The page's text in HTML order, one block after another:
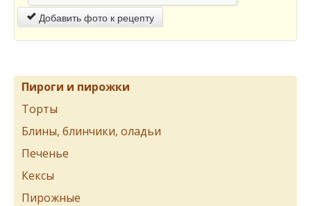
Добавить фото к рецепту
Пироги и пирожки
Торты
Блины, блинчики, оладьи
Печенье
Кексы
Пирожные